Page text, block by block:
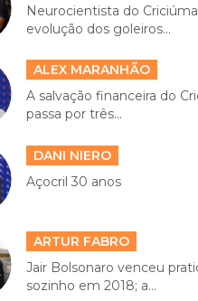
Neurocientista do
evolução dos goleiros...
ALEX MARANHÃO
A salvação financeira do
passa por três...
DANI NIERO
Açocril 30 anos
ARTUR FABRO
Jair Bolsonaro venceu
sozinho em 2018; a...